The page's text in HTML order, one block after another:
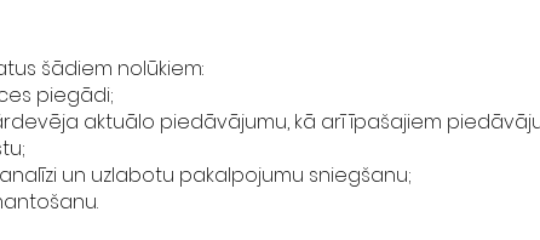
šādiem nolūkiem:
piegādi;
aktuālo piedāvājumu, kā arī īpašajiem
un uzlabotu pakalpojumu sniegšanu;